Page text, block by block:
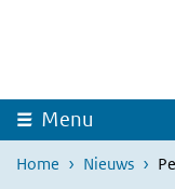
Overslaan en naar de
Menu
Home Nieuws